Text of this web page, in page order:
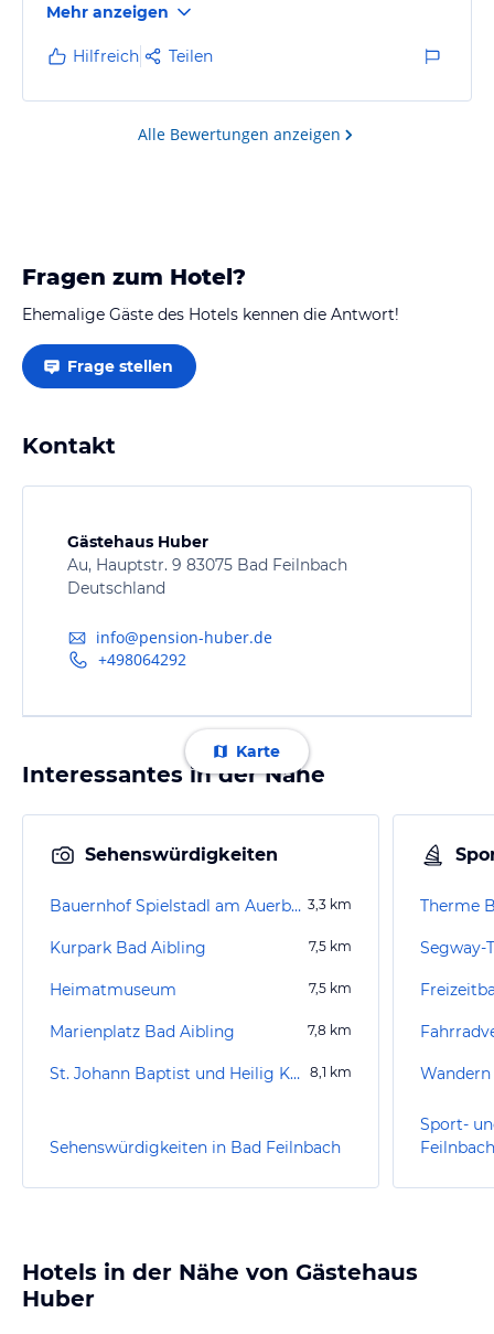
Rundum ein gelungener Urlaub.
Mehr anzeigen
Hilfreich Teilen
Alle Bewertungen anzeigen
Fragen zum Hotel?
Ehemalige Gäste des Hotels kennen die Antwort!
Frage stellen
Kontakt
Gästehaus Huber
Au, Hauptstr. 9 83075 Bad Feilnbach
Deutschland
info@pension-huber.de
+498064292
Karte
Interessantes in der Nähe
Sehenswürdigkeiten
Bauernhof Spielstadl am Auerberg 3,3 km
Kurpark Bad Aibling 7,5 km
Heimatmuseum 7,5 km
Marienplatz Bad Aibling 7,8 km
St. Johann Baptist und Heilig Kreuz 8,1 km
Sehenswürdigkeiten in Bad Feilnbach
Therme
Wandern
Sport-
Feilnbach
Hotels in der Nähe von Gästehaus
Huber